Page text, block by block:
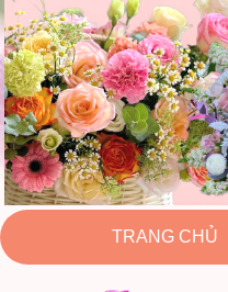
hoatuoihuythao.com
hoatuoihuythao.com
//hoatuoihuythao.com/
TRANG CHỦ